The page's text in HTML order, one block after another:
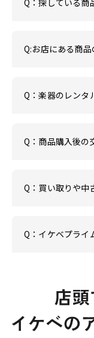
Q：探している商
Q:お店にある商
Q：楽器のレンタ
Q：商品購入後の
Q：買い取りや中
Q：イケベプライ